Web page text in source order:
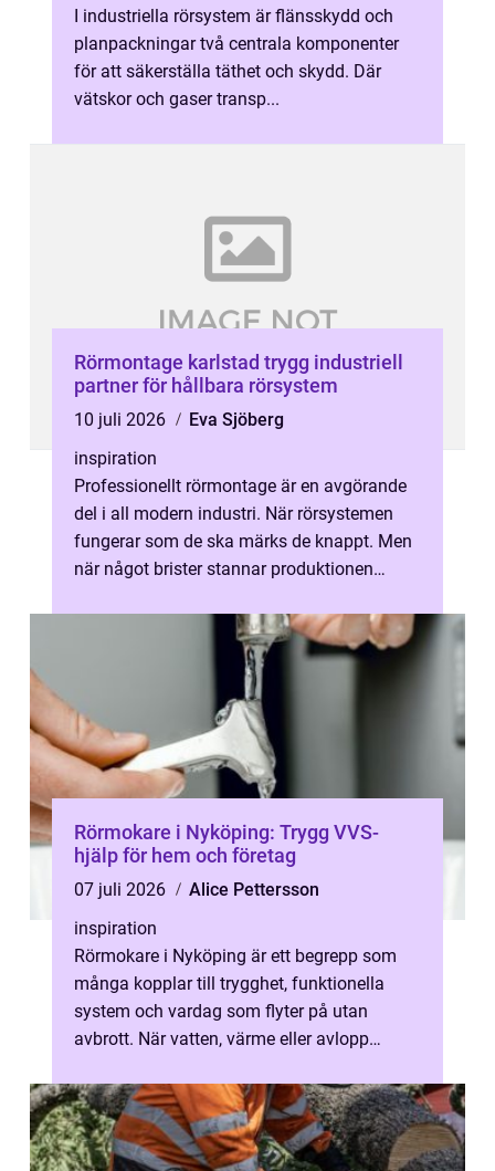
I industriella rörsystem är flänsskydd och
planpackningar två centrala komponenter
för att säkerställa täthet och skydd. Där
vätskor och gaser transp...
Rörmontage karlstad trygg industriell
partner för hållbara rörsystem
10 juli 2026
Eva Sjöberg
inspiration
Professionellt rörmontage är en avgörande
del i all modern industri. När rörsystemen
fungerar som de ska märks de knappt. Men
när något brister stannar produktionen
Rörmokare i Nyköping: Trygg VVS-
hjälp för hem och företag
07 juli 2026
Alice Pettersson
inspiration
Rörmokare i Nyköping är ett begrepp som
många kopplar till trygghet, funktionella
system och vardag som flyter på utan
avbrott. När vatten, värme eller avlopp